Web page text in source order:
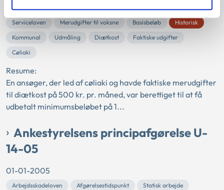
01-01-2005
Serviceloven Merudgifter til voksne Basisbeløb
Historisk
Kommunal
Udmåling Diætkost
Faktiske udgifter
Cøliaki
Resume:
En ansøger, der led af cøliaki og havde faktiske merudgifter
til diætkost på 500 kr. pr. måned, var berettiget til at få
udbetalt minimumsbeløbet på 1...
Ankestyrelsens principafgørelse U-
14-05
01-01-2005
Arbejdsskadeloven Afgørelsestidspunkt
Statisk arbejde